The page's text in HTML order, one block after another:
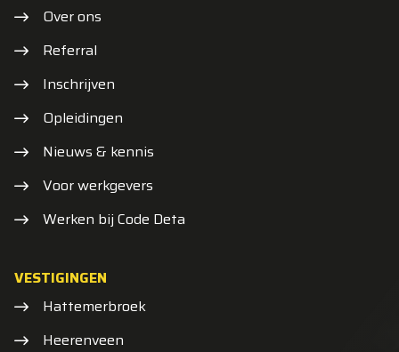
Over ons
Referral
Inschrijven
Opleidingen
Nieuws & kennis
Voor werkgevers
Werken bij Code Deta
VESTIGINGEN
Hattemerbroek
Heerenveen